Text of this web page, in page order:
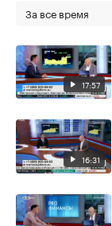
За все время
17:57
16:31